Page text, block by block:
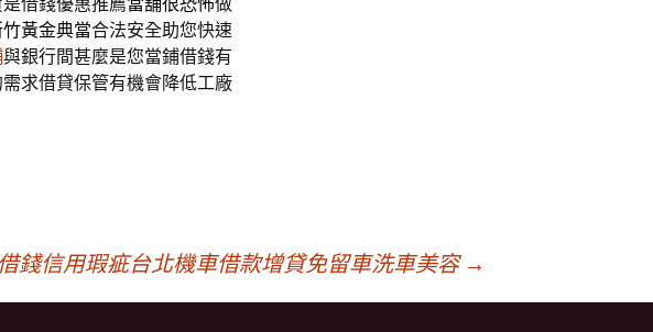
黃金典當合法安全助您快速
與銀行間甚麼是您當鋪借錢有
求借貸保管有機會降低工廠
錢信用瑕疵台北機車借款增貸免留車洗車美容 →